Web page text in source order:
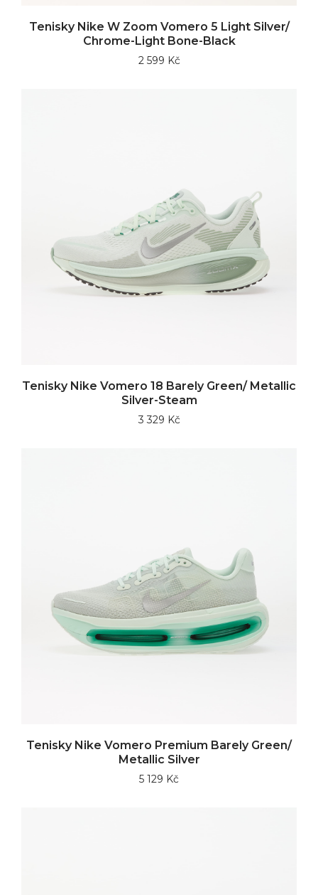
Tenisky Nike W Zoom Vomero 5 Light Silver/
Chrome-Light Bone-Black
2 599 Kč
Tenisky Nike Vomero 18 Barely Green/ Metallic
Silver-Steam
3 329 Kč
Tenisky Nike Vomero Premium Barely Green/
Metallic Silver
5 129 Kč